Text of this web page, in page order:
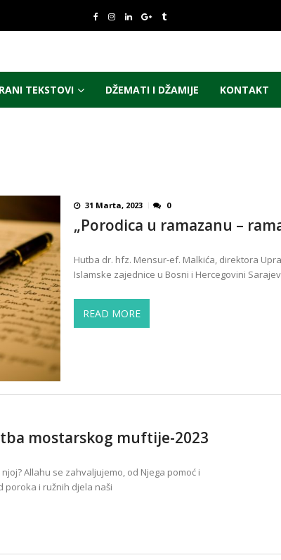
TEKSTOVI DŽEMATI I DŽAMIJE KONTAKT
31 Marta, 2023 0
„Porodica u ramazanu –
Hutba dr. hfz. Mensur-ef. Malkića, direktora
Islamske zajednice u Bosni i Hercegovini
READ MORE
mostarskog muftije-2023
Allahu se zahvaljujemo, od Njega pomoć i
poroka i ružnih djela naši